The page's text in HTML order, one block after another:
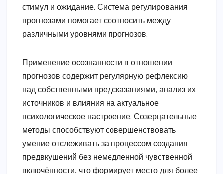
стимул и ожидание. Система регулирования
прогнозами помогает соотносить между
различными уровнями прогнозов.
Применение осознанности в отношении
прогнозов содержит регулярную рефлексию
над собственными предсказаниями, анализ их
источников и влияния на актуальное
психологическое настроение. Созерцательные
методы способствуют совершенствовать
умение отслеживать за процессом создания
предвкушений без немедленной чувственной
включённости, что формирует место для более